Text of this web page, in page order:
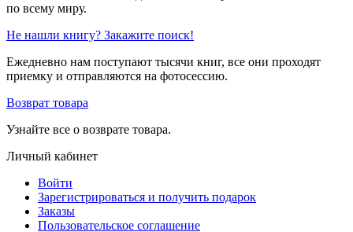
по всему миру.
Не нашли книгу? Закажите поиск!
Ежедневно нам поступают тысячи книг, все они проходят
приемку и отправляются на фотосессию.
Возврат товара
Узнайте все о возврате товара.
Личный кабинет
Войти
Зарегистрироваться и получить подарок
Заказы
Пользовательское соглашение